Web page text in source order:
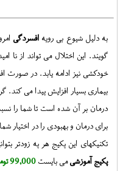
به دلیل شیوع بی رویهافسردگی
گویند. این اختلال می تواند از نا
خودکشی نیز ادامه یابد. در صورت
بیماری بسیار افزایش پیدا می کند.
درمان بر آن شده است تا شما را
برای درمان و بهبودی را در اختیار
تکنیکهای این پکیج هر په زودتر
پکیج آموزشیمی بایست99,000 تومان